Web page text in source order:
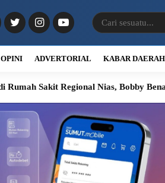
OPINI ADVERTORIAL KABAR DAERAH
Nias, Bobby Benahi Alat Medis dan